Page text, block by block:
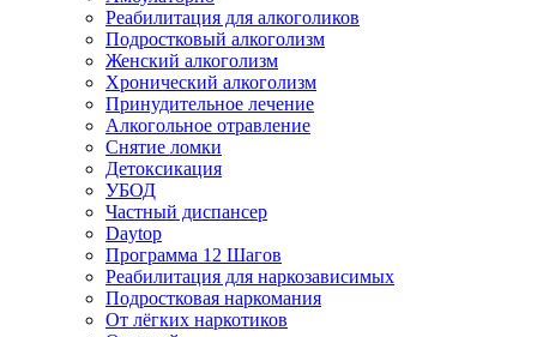
Реабилитация для алкоголиков
Подростковый алкоголизм
Женский алкоголизм
Хронический алкоголизм
Принудительное лечение
Алкогольное отравление
Снятие ломки
Детоксикация
УБОД
Частный диспансер
Daytop
Программа 12 Шагов
Реабилитация для наркозависимых
Подростковая наркомания
От лёгких наркотиков